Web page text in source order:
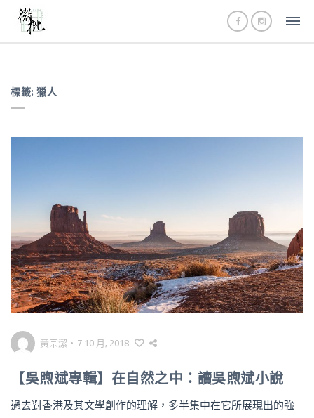
標籤: 獵人
黃宗潔 • 7 10 月, 2018
【吳煦斌專輯】在自然之中：讀吳煦斌小說
過去對香港及其文學創作的理解，多半集中在它所展現出的強